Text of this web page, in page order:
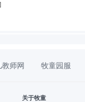
教师网 牧童园服
关于牧童